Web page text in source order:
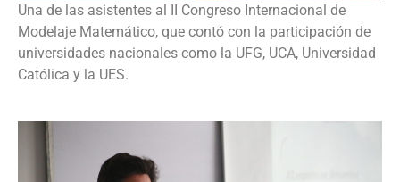
Una de las asistentes al II Congreso Internacional de
Modelaje Matemático, que contó con la participación de
universidades nacionales como la UFG, UCA, Universidad
Católica y la UES.